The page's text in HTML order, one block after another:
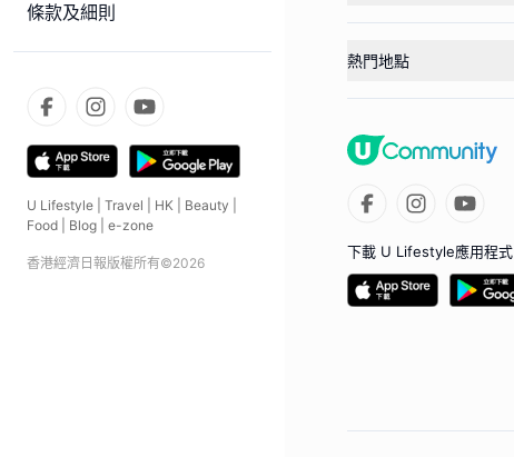
條款及細則
U Lifestyle Travel HK Beauty
Food
Blog e-zone
香港經濟日報版權所有©2026
熱門地點
下載 U Lifestyle應用程式